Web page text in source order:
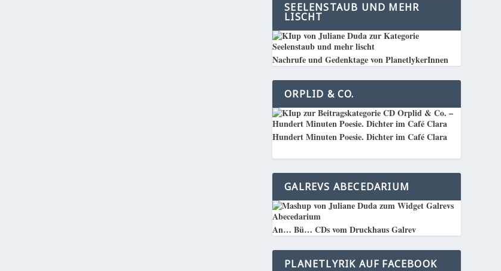
SEELENSTAUB UND MEHR
LISCHT
Nachrufe und Gedenktage von PlanetlykerInnen
ORPLID & CO.
Hundert Minuten Poesie. Dichter im Café Clara
GALREVS ABECEDARIUM
An… Bü… CDs vom Druckhaus Galrev
PLANETLYRIK AUF FACEBOOK